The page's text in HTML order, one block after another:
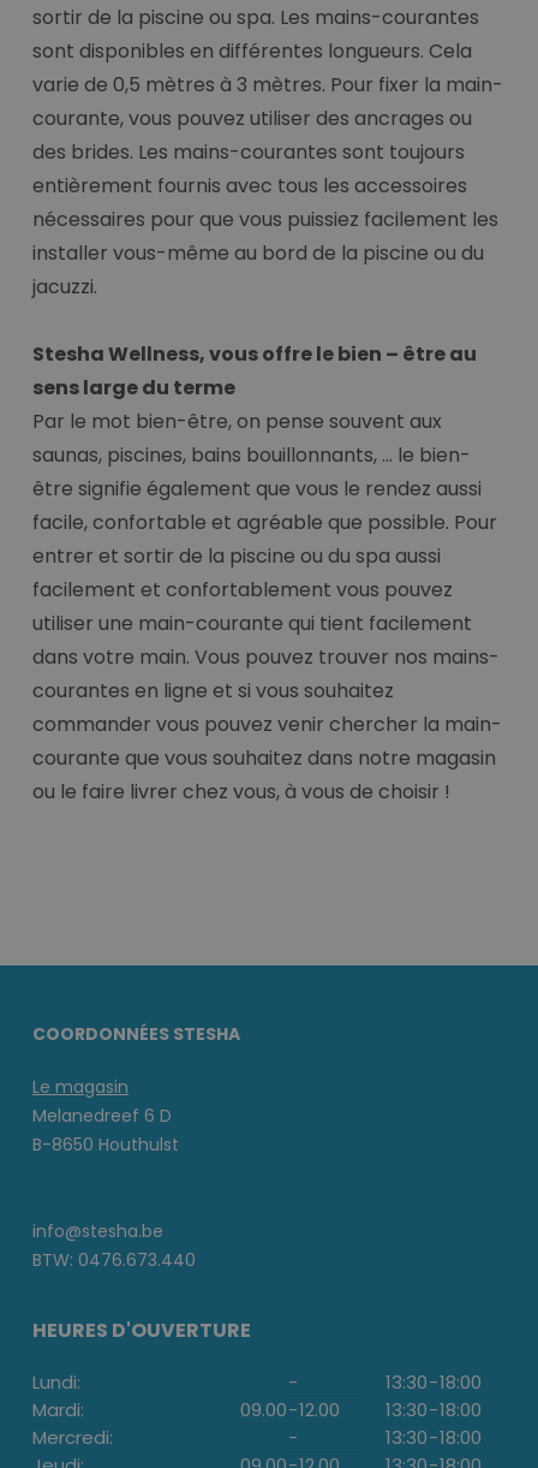
sortir de la piscine ou spa. Les mains-courantes
sont disponibles en différentes longueurs. Cela
varie de 0,5 mètres à 3 mètres. Pour fixer la main-
courante, vous pouvez utiliser des ancrages ou
des brides. Les mains-courantes sont toujours
entièrement fournis avec tous les accessoires
nécessaires pour que vous puissiez facilement les
installer vous-même au bord de la piscine ou du
jacuzzi.
Stesha Wellness, vous offre le bien – être au
sens large du terme
Par le mot bien-être, on pense souvent aux
saunas, piscines, bains bouillonnants, … le bien-
être signifie également que vous le rendez aussi
facile, confortable et agréable que possible. Pour
entrer et sortir de la piscine ou du spa aussi
facilement et confortablement vous pouvez
utiliser une main-courante qui tient facilement
dans votre main. Vous pouvez trouver nos mains-
courantes en ligne et si vous souhaitez
commander vous pouvez venir chercher la main-
courante que vous souhaitez dans notre magasin
ou le faire livrer chez vous, à vous de choisir !
COORDONNÉES STESHA
Le magasin
Melanedreef 6 D
B-8650 Houthulst
info@stesha.be
BTW: 0476.673.440
HEURES D'OUVERTURE
Lundi: - 13:30-18:00
Mardi:
09.00-12.00 13:30-18:00
Mercredi:
- 13:30-18:00